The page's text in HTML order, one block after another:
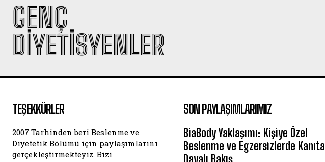
GENÇ
DIYETISYENLER
TEŞEKKÜRLER
2007 Tarhinden beri Beslenme ve
Diyetetik Bölümü için paylaşımlarını
gerçekleştirmekteyiz. Bizi
SON PAYLAŞIMLARIMIZ
BiaBody Yaklaşımı: Kişiye Özel
Beslenme ve Egzersizlerde Kanıta
Dayalı Bakış